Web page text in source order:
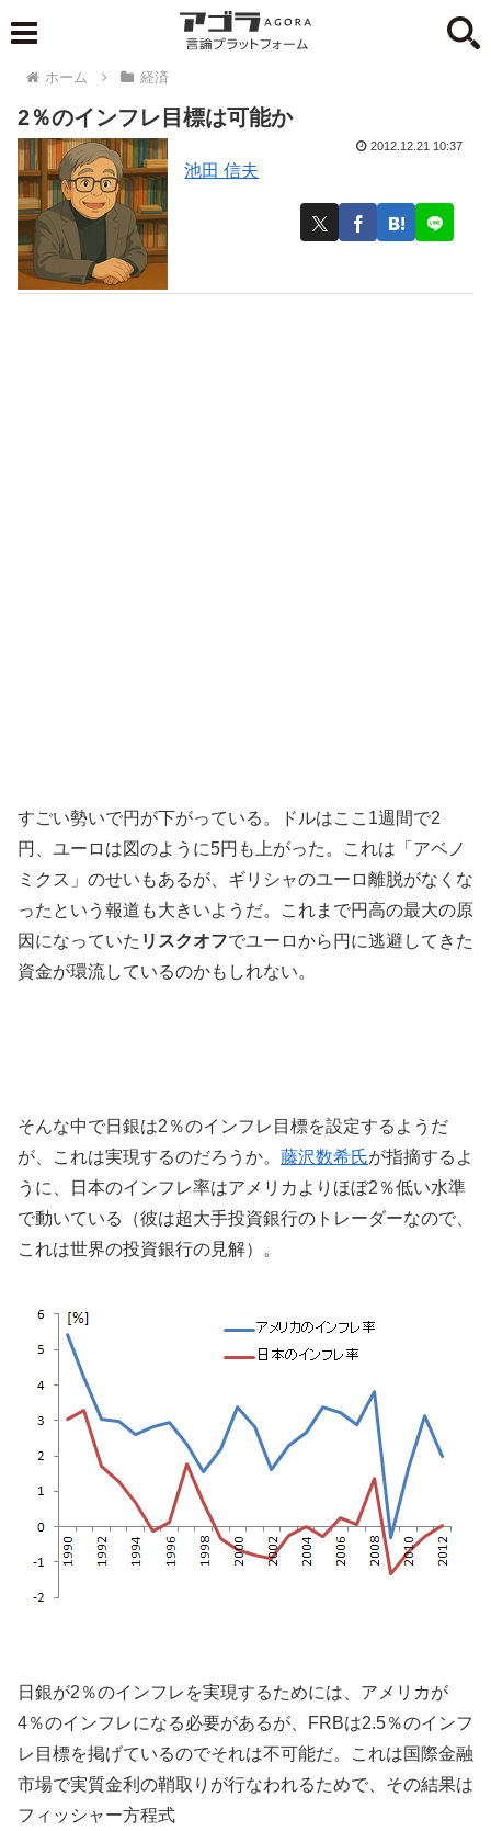
ホーム 経済
2％のインフレ目標は可能か
池田 信夫
2012.12.21 10:37
すごい勢いで円が下がっている。ドルはここ1週間で2
円、ユーロは図のように5円も上がった。これは「アベノ
ミクス」のせいもあるが、ギリシャのユーロ離脱がなくな
ったという報道も大きいようだ。これまで円高の最大の原
因になっていた リスクオフでユーロから円に逃避してきた
資金が環流しているのかもしれない。
そんな中で日銀は2％のインフレ目標を設定するようだ
が、これは実現するのだろうか。 藤沢数希氏が指摘するよ
うに、日本のインフレ率はアメリカよりほぼ2％低い水準
で動いている（彼は超大手投資銀行のトレーダーなので、
これは世界の投資銀行の見解）。
日銀が2％のインフレを実現するためには、アメリカが
4％のインフレになる必要があるが、FRBは2.5％のインフ
レ目標を掲げているのでそれは不可能だ。これは国際金融
市場で実質金利の鞘取りが行なわれるためで、その結果は
フィッシャー方程式